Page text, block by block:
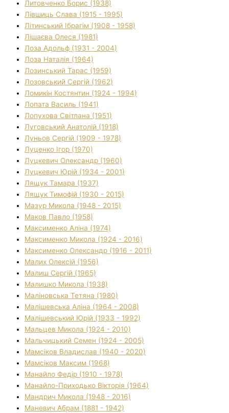
Литовченко Борис (1938)
Лівшиць Слава (1915 - 1995)
Літинський Ібрагім (1908 - 1958)
Лішаєва Олеся (1981)
Лоза Адольф (1931 - 2004)
Лоза Наталія (1964)
Лозинський Тарас (1959)
Лозовський Сергій (1962)
Ломикін Костянтин (1924 - 1994)
Лопата Василь (1941)
Лопухова Світлана (1951)
Луговський Анатолій (1918)
Луньов Сергій (1909 - 1978)
Луценко Ігор (1970)
Луцкевич Олександр (1960)
Луцкевич Юрій (1934 - 2001)
Лящук Тамара (1937)
Лящук Тимофій (1930 - 2015)
Мазур Микола (1948 - 2015)
Маков Павло (1958)
Максименко Аліна (1974)
Максименко Микола (1924 - 2016)
Максименко Олександр (1916 - 2011)
Малих Олексій (1956)
Малиш Сергій (1965)
Малишко Микола (1938)
Маліновська Тетяна (1980)
Малішевська Аліна (1964 - 2008)
Малішевський Юрій (1933 - 1992)
Мальцев Микола (1924 - 2010)
Мальчицький Семен (1924 - 2005)
Мамсіков Владислав (1940 - 2020)
Мамсіков Максим (1968)
Манайло Федір (1910 - 1978)
Манайло-Приходько Вікторія (1964)
Мандрич Микола (1948 - 2016)
Маневич Абрам (1881 - 1942)